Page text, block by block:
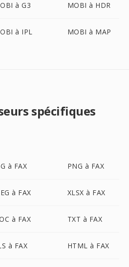
à G3 MOBI à HDR
à IPL MOBI à MAP
spécifiques
à FAX PNG à FAX
à FAX XLSX à FAX
à FAX TXT à FAX
à FAX HTML à FAX